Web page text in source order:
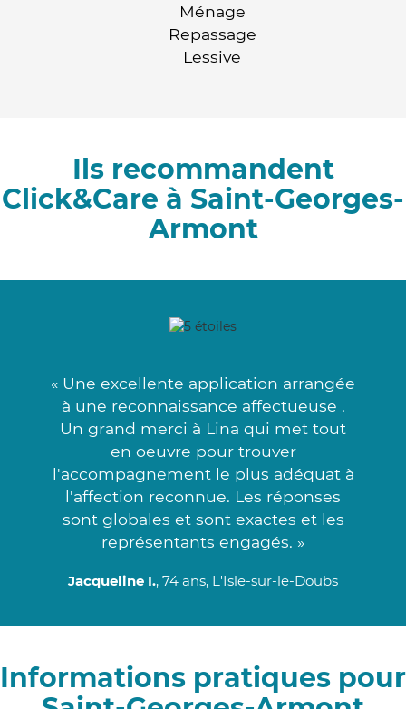
Ménage
Repassage
Lessive
Ils recommandent
Click&Care à Saint-Georges-
Armont
« Une excellente application arrangée
à une reconnaissance affectueuse .
Un grand merci à Lina qui met tout
en oeuvre pour trouver
l'accompagnement le plus adéquat à
l'affection reconnue. Les réponses
sont globales et sont exactes et les
représentants engagés. »
Jacqueline I., 74 ans, L'Isle-sur-le-Doubs
Informations pratiques pour